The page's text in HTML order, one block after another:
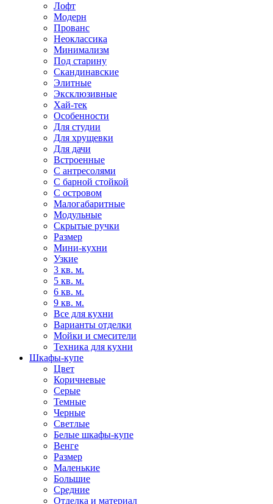
Лофт
Модерн
Прованс
Неоклассика
Минимализм
Под старину
Скандинавские
Элитные
Эксклюзивные
Хай-тек
Особенности
Для студии
Для хрущевки
Для дачи
Встроенные
С антресолями
С барной стойкой
С островом
Малогабаритные
Модульные
Скрытые ручки
Размер
Мини-кухни
Узкие
3 кв. м.
5 кв. м.
6 кв. м.
9 кв. м.
Все для кухни
Варианты отделки
Мойки и смесители
Техника для кухни
Шкафы-купе
Цвет
Коричневые
Серые
Темные
Черные
Светлые
Белые шкафы-купе
Венге
Размер
Маленькие
Большие
Средние
Отделка и материал